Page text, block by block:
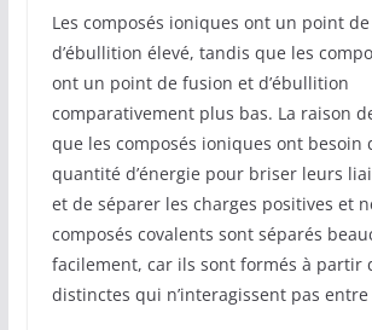
Les composés ioniques ont un point
d’ébullition élevé, tandis que les
ont un point de fusion et d’ébullition
comparativement plus bas. La raison
que les composés ioniques ont besoin
quantité d’énergie pour briser leurs
et de séparer les charges positives et
composés covalents sont séparés
facilement, car ils sont formés à partir
distinctes qui n’interagissent pas entre